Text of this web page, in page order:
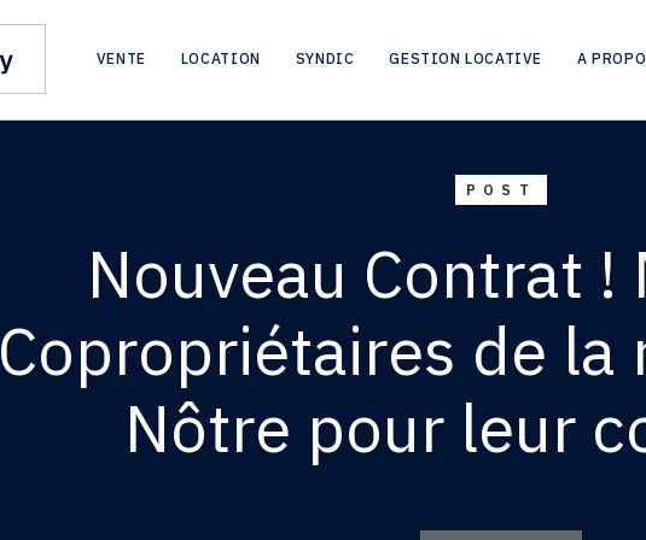
VENTE LOCATION SYNDIC GESTION LOCATIVE A
HOME NOUVEAU CONTRAT ! MERCI AUX COPROPRIÉTAIRES
POST
Nouveau Contrat !
Copropriétaires de la
Nôtre pour leur